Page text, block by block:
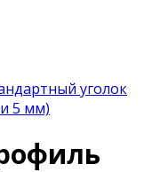
уголок
5 мм)